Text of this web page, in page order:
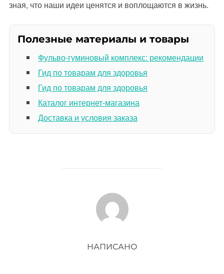
зная, что наши идеи ценятся и воплощаются в жизнь.
Полезные материалы и товары
Фульво-гуминовый комплекс: рекомендации
Гид по товарам для здоровья
Гид по товарам для здоровья
Каталог интернет-магазина
Доставка и условия заказа
АВТОР ЗАПИСИ
НАПИСАНО